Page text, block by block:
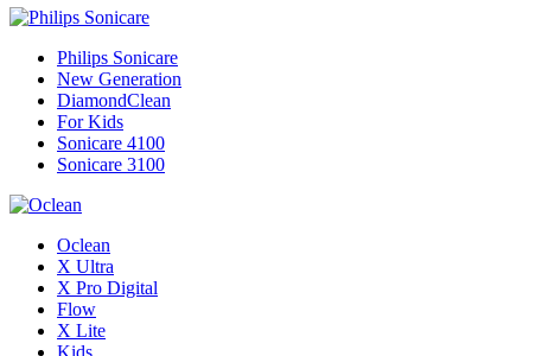
Philips Sonicare
New Generation
DiamondClean
For Kids
Sonicare 4100
Sonicare 3100
Oclean
X Ultra
X Pro Digital
Flow
X Lite
Kids